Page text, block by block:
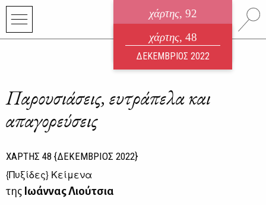
χάρτης, 92
ηλεκτρονικό περιοδικό
ΑΥΓΟΥΣΤΟΣ 2026
χάρτης, 48
ΔΕΚΕΜΒΡΙΟΣ 2022
Παρουσιάσεις, ευτράπελα και
απαγορεύσεις
ΧΑΡΤΗΣ 48 {ΔΕΚΕΜΒΡΙΟΣ 2022}
{Πυξίδες} Κείμενα
της Ιωάννας Λιούτσια